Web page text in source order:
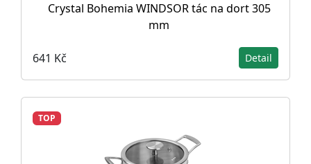
Crystal Bohemia WINDSOR tác na dort 305
mm
641 Kč Detail
TOP